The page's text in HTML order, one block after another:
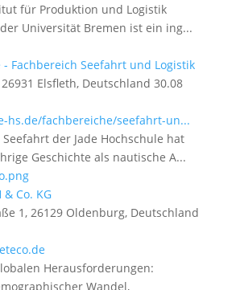
für Produktion und Logistik
der Universität Bremen ist ein ing...
- Fachbereich Seefahrt und Logistik
Elsfleth, Deutschland 30.08
hs.de/fachbereiche/seefahrt-un...
der Jade Hochschule hat
Geschichte als nautische A...
Co. KG
1, 26129 Oldenburg, Deutschland
Herausforderungen:
Wandel,